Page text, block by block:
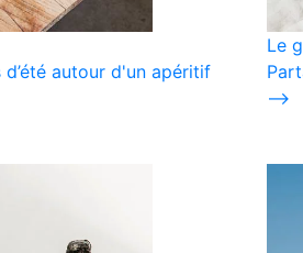
autour d'un apéritif
Le
⟶